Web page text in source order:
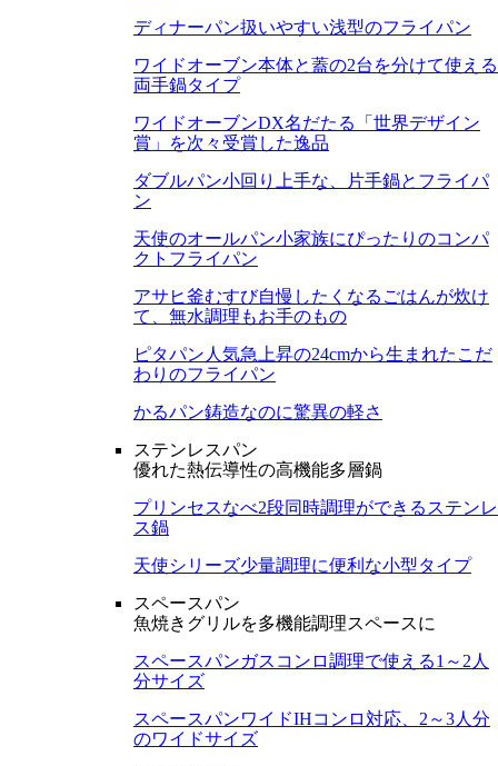
ディナーパン扱いやすい浅型のフライパン
ワイドオーブン本体と蓋の2台を分けて使える
両手鍋タイプ
ワイドオーブンDX名だたる「世界デザイン
賞」を次々受賞した逸品
ダブルパン小回り上手な、片手鍋とフライパ
ン
天使のオールパン小家族にぴったりのコンパ
クトフライパン
アサヒ釜むすび自慢したくなるごはんが炊け
て、無水調理もお手のもの
ピタパン 人気急上昇の24cmから生まれたこだ
わりのフライパン
かるパン鋳造なのに驚異の軽さ
ステンレスパン
優れた熱伝導性の高機能多層鍋
プリンセスなべ2段同時調理ができるステンレ
ス鍋
天使シリーズ少量調理に便利な小型タイプ
スペースパン
魚焼きグリルを多機能調理スペースに
スペースパンガスコンロ調理で使える1～2人
分サイズ
スペースパンワイドIHコンロ対応、2～3人分
のワイドサイズ